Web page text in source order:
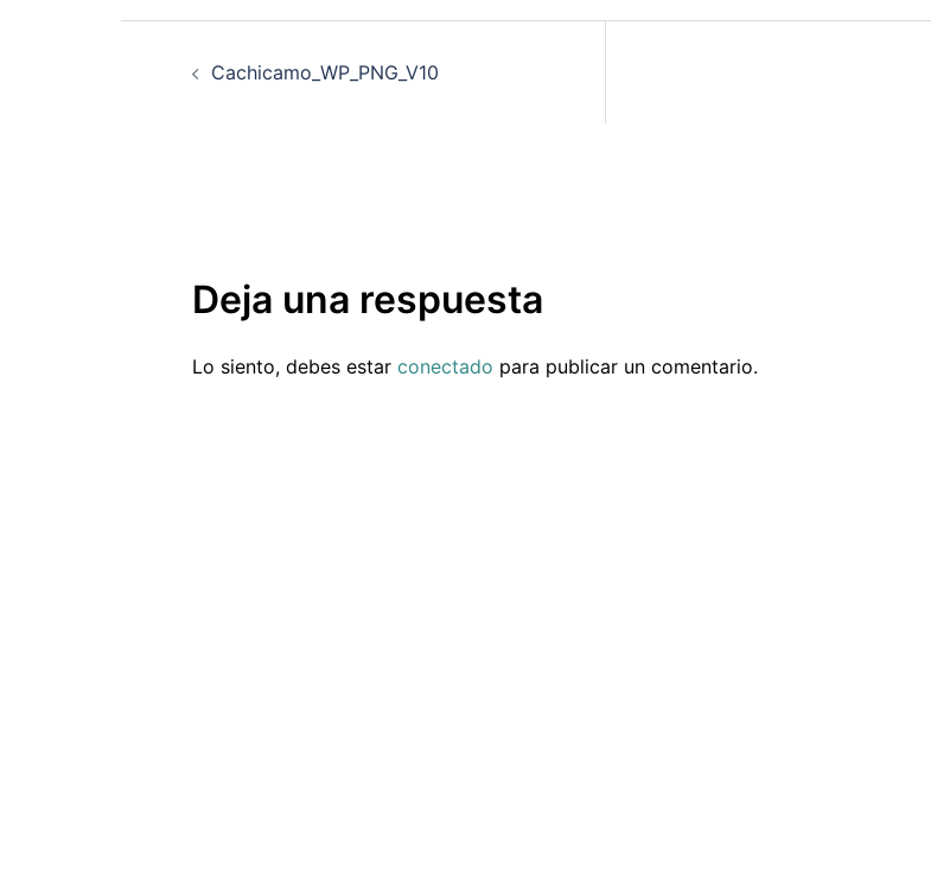
Cachicamo_WP_PNG_V10
Deja una respuesta
Lo siento, debes estar conectado para publicar un comentario.